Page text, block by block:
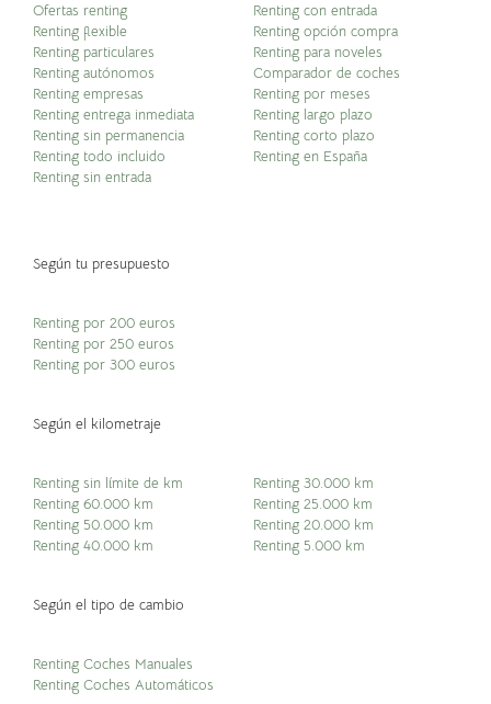
Ofertas renting
Renting flexible
Renting particulares
Renting autónomos
Renting empresas
Renting entrega inmediata
Renting sin permanencia
Renting todo incluido
Renting sin entrada
Renting con entrada
Renting opción compra
Renting para noveles
Comparador de coches
Renting por meses
Renting largo plazo
Renting corto plazo
Renting en España
Según tu presupuesto
Renting por 200 euros
Renting por 250 euros
Renting por 300 euros
Según el kilometraje
Renting sin límite de km
Renting 60.000 km
Renting 50.000 km
Renting 40.000 km
Renting 30.000 km
Renting 25.000 km
Renting 20.000 km
Renting 5.000 km
Según el tipo de cambio
Renting Coches Manuales
Renting Coches Automáticos